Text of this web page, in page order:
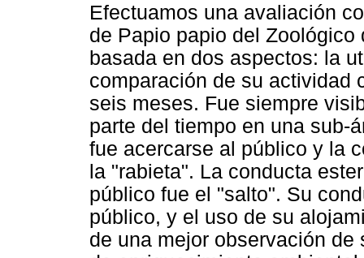
Efectuamos una avaliación
de Papio papio del
basada en dos aspectos: la
comparación de su actividad
seis meses. Fue siempre
parte del tiempo en una sub-
fue acercarse al público y la
la "rabieta". La conducta
público fue el "salto". Su
público, y el uso de su
de una mejor observación